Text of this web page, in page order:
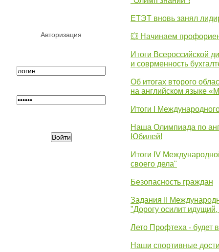
Авторизация
ЕТЭТ вновь занял
💥 Начинаем
Итоги Всероссийской
и соврменность
Об итогах второго
на английском языке
Итоги I
Наша Олимпиада по
Юбилей!
Итоги IV
своего дела"
Безопасность граждан
Задания II
"Дорогу осилит
Лето Профтеха - будет
Наши спортивные